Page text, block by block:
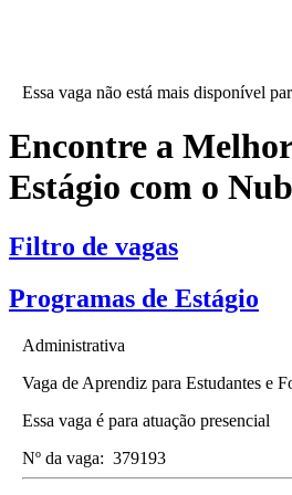
Essa vaga não está mais disponível
Encontre a
Estágio com o
Filtro de vagas
Programas de Estágio
Administrativa
Vaga de Aprendiz para Estudantes e
Essa vaga é para atuação presencial
Nº da vaga: 379193